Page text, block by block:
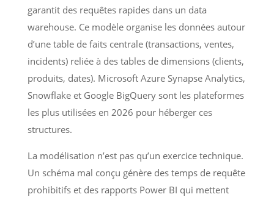
garantit des requêtes rapides dans un data
warehouse. Ce modèle organise les données autour
d’une table de faits centrale (transactions, ventes,
incidents) reliée à des tables de dimensions (clients,
produits, dates). Microsoft Azure Synapse Analytics,
Snowflake et Google BigQuery sont les plateformes
les plus utilisées en 2026 pour héberger ces
structures.
La modélisation n’est pas qu’un exercice technique.
Un schéma mal conçu génère des temps de requête
prohibitifs et des rapports Power BI qui mettent